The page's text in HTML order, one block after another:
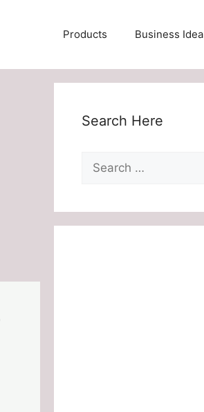
Products Business Idea
Search Here
Search
for: